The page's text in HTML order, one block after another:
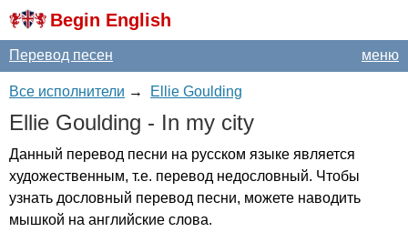
Begin English
меню
Перевод песен
Все исполнители → Ellie Goulding
Ellie Goulding - In my city
Данный перевод песни на русском языке является
художественным, т.е. перевод недословный. Чтобы
узнать дословный перевод песни, можете наводить
мышкой на английские слова.